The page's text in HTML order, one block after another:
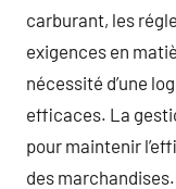
carburant, les
exigences en
nécessité d’une
efficaces. La
pour maintenir
des marchandises.